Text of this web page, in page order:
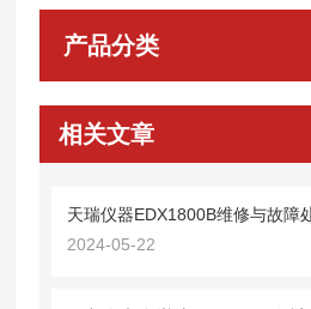
产品分类
相关文章
天瑞仪器EDX1800B维修与故障
2024-05-22